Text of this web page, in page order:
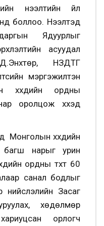
нээлтийн үйл
боллоо. Нээлтэд
Ядуурлыг
асуудал
НЗДТГ
мэргэжилтэн
хүүхдийн ордны
оролцож хүүхэд
Монголын хүүхдийн
багш нарыг урин
ордны түүхт 60
санал бодлыг
нийслэлийн Засаг
хөдөлмөр
орлогч